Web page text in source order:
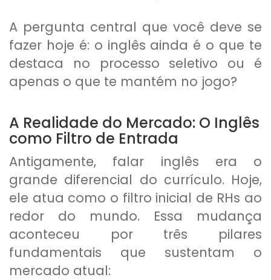
A pergunta central que você deve se
fazer hoje é: o inglês ainda é o que te
destaca no processo seletivo ou é
apenas o que te mantém no jogo?
A Realidade do Mercado: O Inglês
como Filtro de Entrada
Antigamente, falar inglês era o
grande diferencial do currículo. Hoje,
ele atua como o filtro inicial de RHs ao
redor do mundo. Essa mudança
aconteceu por três pilares
fundamentais que sustentam o
mercado atual: